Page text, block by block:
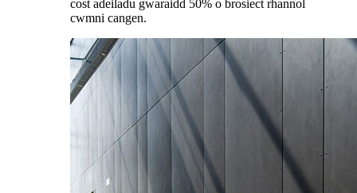
cost adeiladu gwaraidd 50% o brosiect rhannol
cwmni cangen.